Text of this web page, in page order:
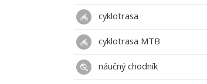
cyklotrasa
cyklotrasa MTB
náučný chodník